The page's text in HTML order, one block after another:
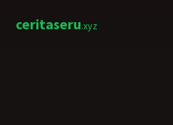
ceritaseru.xyz